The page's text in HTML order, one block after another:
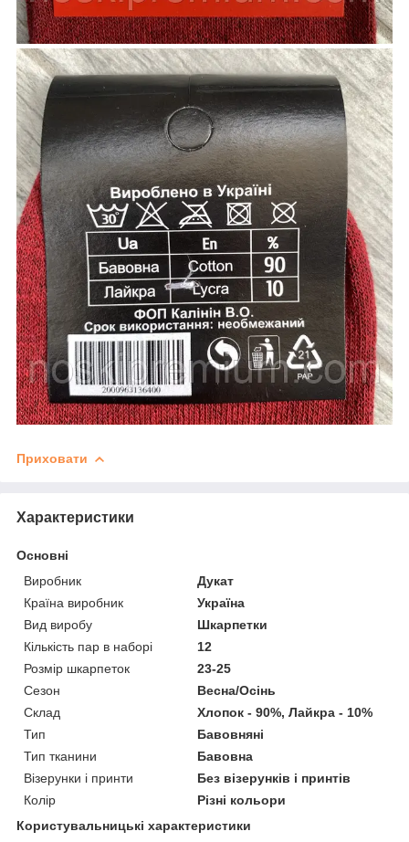
Приховати
Характеристики
Основні
Виробник
Дукат
Країна виробник
Україна
Вид виробу
Шкарпетки
Кількість пар в наборі
12
Розмір шкарпеток
23-25
Сезон
Весна/Осінь
Склад
Хлопок - 90%, Лайкра - 10%
Тип
Бавовняні
Тип тканини
Бавовна
Візерунки і принти
Без візерунків і принтів
Колір
Різні кольори
Користувальницькі характеристики